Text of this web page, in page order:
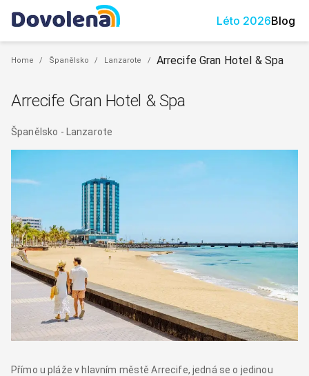
Léto 2026Blog
Home / Španělsko / Lanzarote / Arrecife Gran Hotel & Spa
Arrecife Gran Hotel & Spa
Španělsko - Lanzarote
Přímo u pláže v hlavním městě Arrecife, jedná se o jedinou